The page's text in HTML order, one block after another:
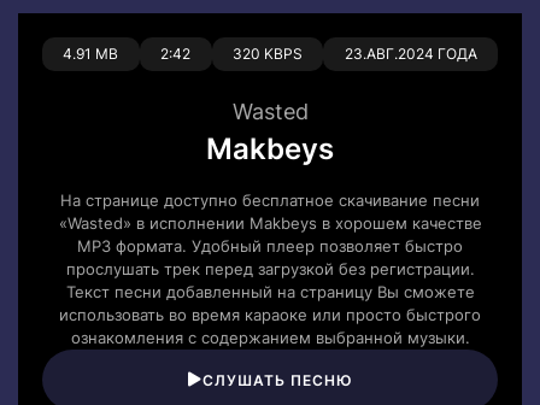
4.91 MB 2:42 320 KBPS 23.АВГ.2024 ГОДА
0 0
Wasted
Makbeys
На странице доступно бесплатное скачивание песни
«Wasted» в исполнении Makbeys в хорошем качестве
MP3 формата. Удобный плеер позволяет быстро
прослушать трек перед загрузкой без регистрации.
Текст песни добавленный на страницу Вы сможете
использовать во время караоке или просто быстрого
ознакомления с содержанием выбранной музыки.
СЛУШАТЬ ПЕСНЮ